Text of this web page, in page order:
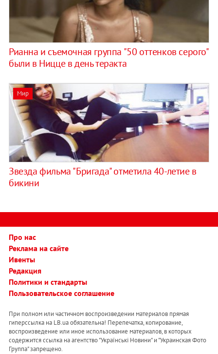
Рианна и съемочная группа "50 оттенков серого"
были в Ницце в день теракта
Мир
Звезда фильма "Бригада" отметила 40-летие в
бикини
Про нас
Реклама на сайте
Ивенты
Редакция
Политики и стандарты
Пользовательское соглашение
При полном или частичном воспроизведении материалов прямая
гиперссылка на LB.ua обязательна! Перепечатка, копирование,
воспроизведение или иное использование материалов, в которых
содержится ссылка на агентство "Українськi Новини" и "Украинская Фото
Группа" запрещено.